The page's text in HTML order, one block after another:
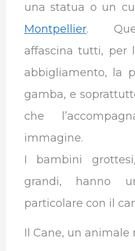
una statua o un
Montpellier.
affascina tutti, per
abbigliamento, la
gamba, e
che
immagine.
I bambini
grandi, hanno
particolare con il
Il Cane, un animale